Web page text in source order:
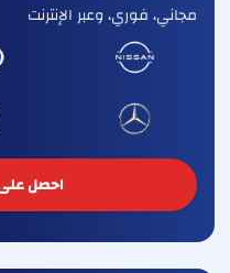
مجاني، فوري، وعبر الإنترنت
احصل